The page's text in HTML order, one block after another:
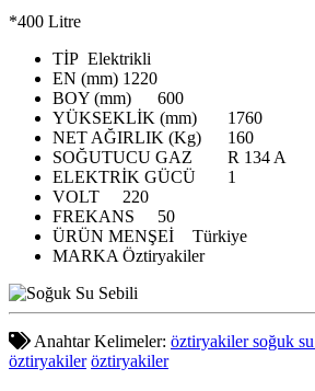
*400 Litre
TİP Elektrikli
EN (mm) 1220
BOY (mm)
600
YÜKSEKLİK (mm)
1760
NET AĞIRLIK (Kg)
160
SOĞUTUCU GAZ
R 134 A
ELEKTRİK GÜCÜ
1
VOLT
220
FREKANS
50
ÜRÜN MENŞEİ
Türkiye
MARKA Öztiryakiler
Anahtar Kelimeler: öztiryakiler soğuk
öztiryakiler öztiryakiler